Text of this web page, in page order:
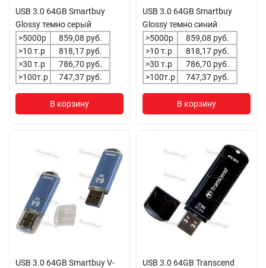
USB 3.0 64GB Smartbuy
Glossy темно серый
>5000р
859,08 руб.
>10 т.р
818,17 руб.
>30 т.р
786,70 руб.
>100т.р
747,37 руб.
В корзину
USB 3.0 64GB Smartbuy
Glossy темно синий
>5000р
859,08 руб.
>10 т.р
818,17 руб.
>30 т.р
786,70 руб.
>100т.р
747,37 руб.
В корзину
USB 3.0 64GB Smartbuy V- USB 3.0 64GB Transcend